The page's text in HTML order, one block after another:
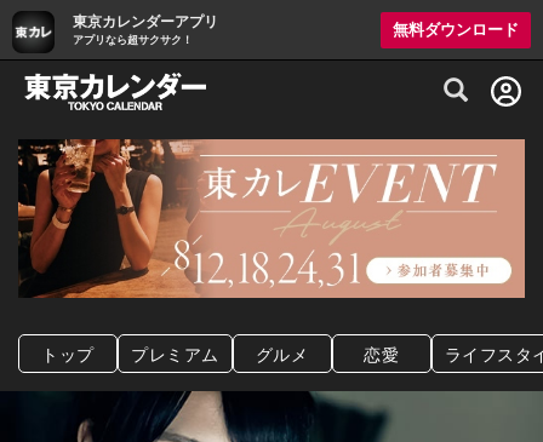
東京カレンダーアプリ
アプリなら超サクサク！
無料ダウンロード
グルメ情報・プレミアムレストラン予約
トップ プレミアム グルメ 恋愛 ライフスタ